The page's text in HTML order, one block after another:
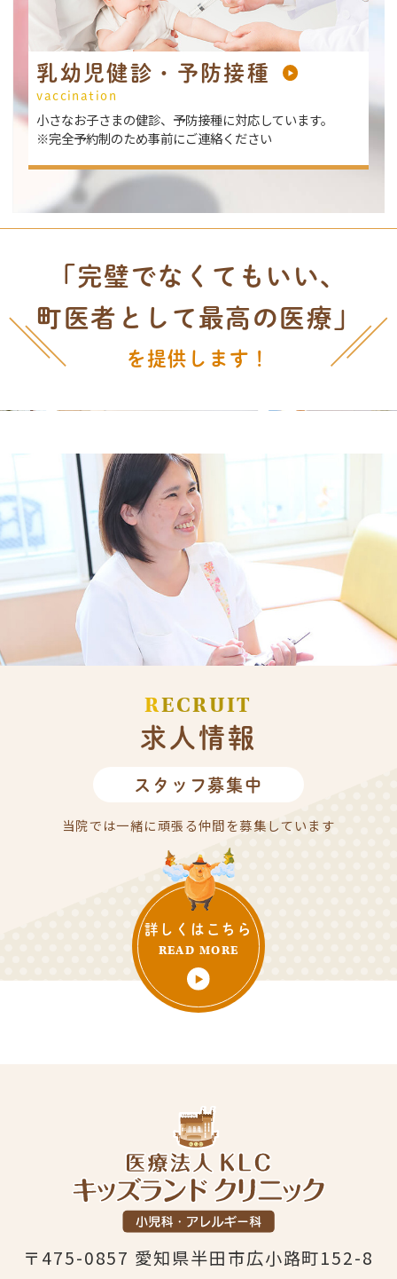
乳幼児健診・予防接種
vaccination
小さなお子さまの健診、予防接種に対応しています。
※完全予約制のため事前にご連絡ください
「完璧でなくてもいい、
町医者として最高の医療」
を提供します！
RECRUIT
求人情報
スタッフ募集中
当院では一緒に頑張る仲間を募集しています
詳しくは こちら
READ MORE
〒475-0857 愛知県半田市広小路町152-8